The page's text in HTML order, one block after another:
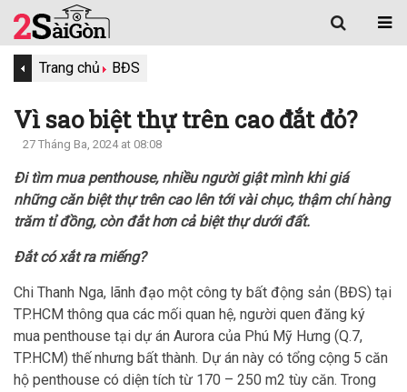
Trang chủ BĐS
Vì sao biệt thự trên cao đắt đỏ?
27 Tháng Ba, 2024 at 08:08
Đi tìm mua penthouse, nhiều người giật mình khi giá
những căn biệt thự trên cao lên tới vài chục, thậm chí hàng
trăm tỉ đồng, còn đắt hơn cả biệt thự dưới đất.
Đắt có xắt ra miếng?
Chi Thanh Nga, lãnh đạo một công ty bất động sản (BĐS) tại
TP.HCM thông qua các mối quan hệ, người quen đăng ký
mua penthouse tại dự án Aurora của Phú Mỹ Hưng (Q.7,
TP.HCM) thế nhưng bất thành. Dự án này có tổng cộng 5 căn
hộ penthouse có diện tích từ 170 – 250 m2 tùy căn. Trong